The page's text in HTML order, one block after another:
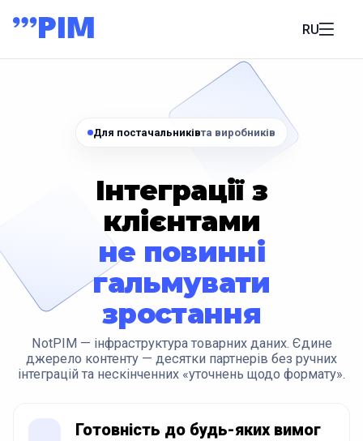
RU
Для постачальниківта виробників
Інтеграції з
клієнтами
не повинні
гальмувати
зростання
NotPIM — інфраструктура товарних даних. Єдине
джерело контенту — десятки партнерів без ручних
інтеграцій та нескінченних «уточнень щодо формату».
Готовність до будь-яких вимог